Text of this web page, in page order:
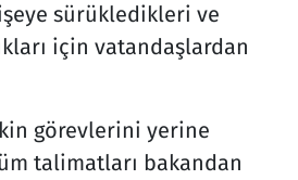
sürükledikleri ve
için vatandaşlardan
görevlerini yerine
talimatları bakandan